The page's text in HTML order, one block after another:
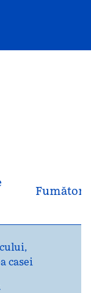
Fumători
,
casei